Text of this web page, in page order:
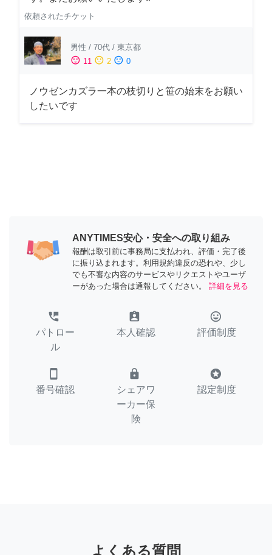
依頼されたチケット
男性 / 70代 / 東京都
sentiment_satisfied 11 sentiment_neutral 2 sentiment_dissatisfied 0
ノウゼンカズラ一本の枝切りと笹の始末をお願い
したいです
ANYTIMES安心・安全への取り組み
報酬は取引前に事務局に支払われ、評価・完了後
に振り込まれます。利用規約違反の恐れや、少し
でも不審な内容のサービスやリクエストやユーザ
ーがあった場合は通報してください。
詳細を見る
perm_phone_msg
パトロー
ル
assignment_ind
本人確認
tag_faces
評価制度
smartphone
番号確認
lock
シェアワ
ーカー保
険
stars
認定制度
よくある質問